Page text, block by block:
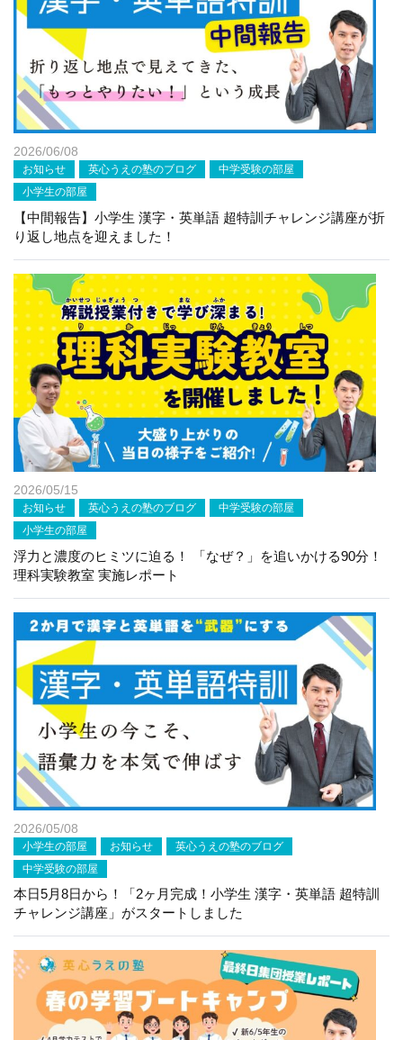
2026/06/08
お知らせ 英心うえの塾のブログ
中学受験の部屋
小学生の部屋
【中間報告】小学生 漢字・英単語 超特訓チャレンジ講座が折
り返し地点を迎えました！
2026/05/15
お知らせ 英心うえの塾のブログ
中学受験の部屋
小学生の部屋
浮力と濃度のヒミツに迫る！ 「なぜ？」を追いかける90分！
理科実験教室 実施レポート
2026/05/08
小学生の部屋 お知らせ
英心うえの塾のブログ
中学受験の部屋
本日5月8日から！「2ヶ月完成！小学生 漢字・英単語 超特訓
チャレンジ講座」がスタートしました